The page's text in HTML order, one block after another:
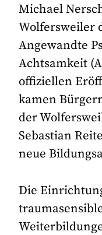
Michael
Wolfersweiler
Angewandte
Achtsamkeit
offiziellen
kamen
der
Sebastian
neue
Die